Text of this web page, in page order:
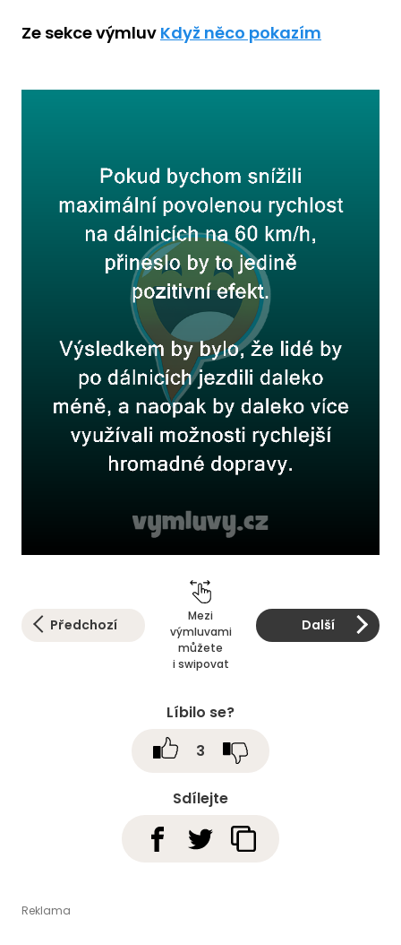
Ze sekce výmluv Když něco pokazím
Předchozí
Mezi
výmluvami
můžete
i swipovat
Další
Sdílejte
Líbilo se?
3